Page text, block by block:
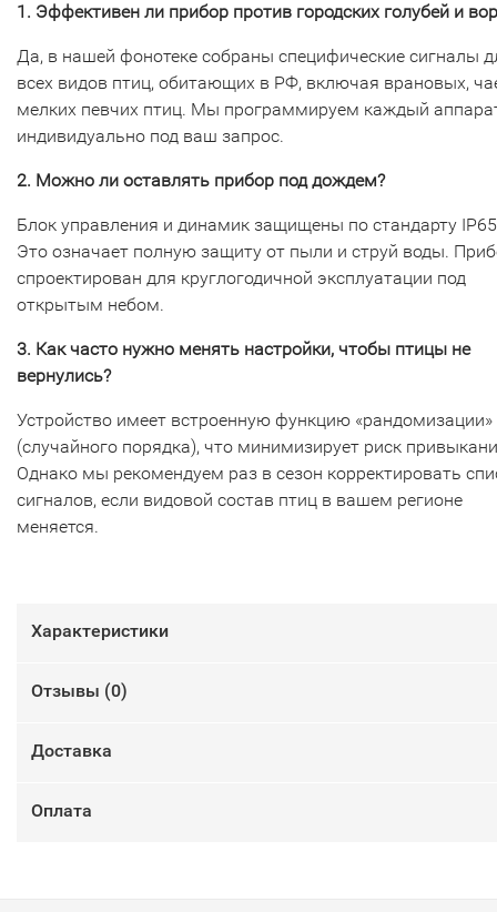
1. Эффективен ли прибор против городских голубей и
Да, в нашей фонотеке собраны специфические сигналы
всех видов птиц, обитающих в РФ, включая врановых,
мелких певчих птиц. Мы программируем каждый
индивидуально под ваш запрос.
2. Можно ли оставлять прибор под дождем?
Блок управления и динамик защищены по стандарту
Это означает полную защиту от пыли и струй воды.
спроектирован для круглогодичной эксплуатации под
открытым небом.
3. Как часто нужно менять настройки, чтобы птицы не
вернулись?
Устройство имеет встроенную функцию «рандомизации»
(случайного порядка), что минимизирует риск
Однако мы рекомендуем раз в сезон корректировать
сигналов, если видовой состав птиц в вашем регионе
меняется.
Характеристики
Отзывы (0)
Доставка
Оплата